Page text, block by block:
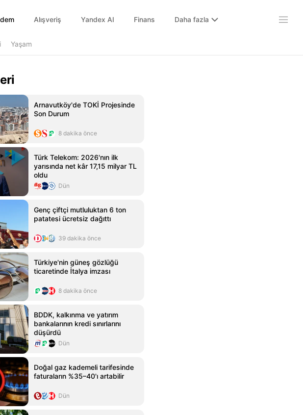
Alışveriş Yandex AI Finans Daha fazla
Yaşam
Arnavutköy'de TOKİ Projesinde
Son Durum
8 dakika önce
Türk Telekom: 2026'nın ilk
yarısında net kâr 17,15 milyar TL
oldu
Dün
Genç çiftçi mutluluktan 6 ton
patatesi ücretsiz dağıttı
39 dakika önce
Türkiye'nin güneş gözlüğü
ticaretinde İtalya imzası
8 dakika önce
BDDK, kalkınma ve yatırım
bankalarının kredi sınırlarını
düşürdü
Dün
Doğal gaz kademeli tarifesinde
faturaların %35–40'ı artabilir
Dün